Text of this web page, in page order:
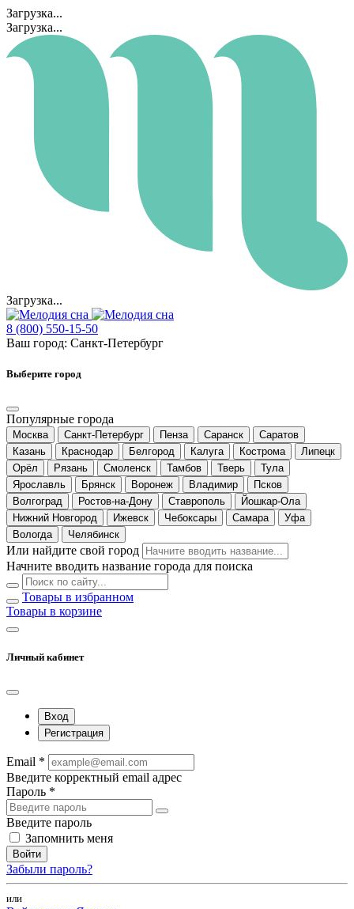
Загрузка...
Загрузка...
Загрузка...
8 (800) 550-15-50
Ваш город: Санкт-Петербург
Выберите город
Популярные города
Москва Санкт-Петербург Пенза Саранск
Саратов
Казань
Краснодар Белгород Калуга Кострома
Липецк
Орёл
Рязань Смоленск Тамбов Тверь
Тула
Ярославль
Брянск Воронеж Владимир
Псков
Волгоград
Ростов-на-Дону Ставрополь
Йошкар-Ола
Нижний Новгород
Ижевск Чебоксары Самара
Уфа
Вологда
Челябинск
Или найдите свой город
Начните вводить название города для поиска
Товары в избранном
Товары в корзине
Личный кабинет
Вход
Регистрация
Email *
Введите корректный email адрес
Пароль *
Введите пароль
Запомнить меня
Войти
Забыли пароль?
или